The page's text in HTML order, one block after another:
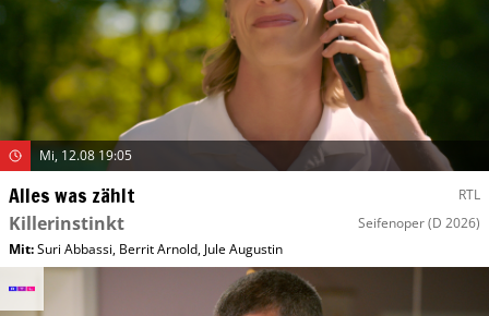
Mi, 12.08 19:05
Alles was zählt RTL
Killerinstinkt Seifenoper(D 2026)
Mit:Suri Abbassi, Berrit Arnold, Jule Augustin